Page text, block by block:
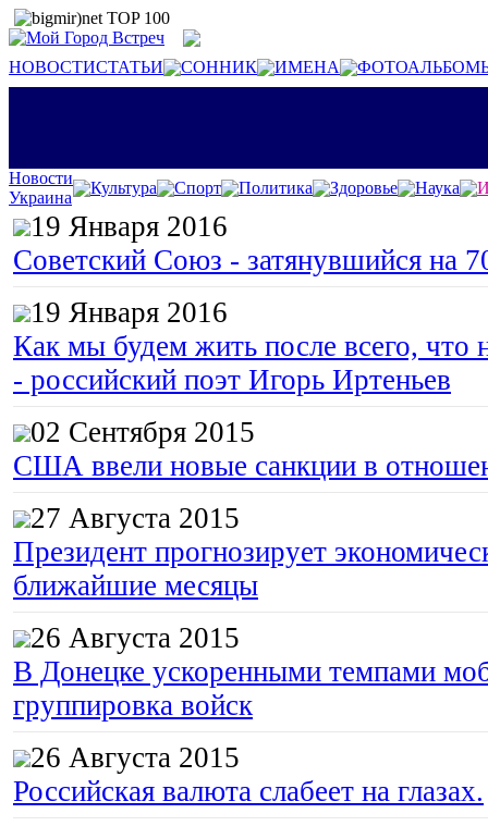
НОВОСТИСТАТЬИ СОННИК ИМЕНА
Новости
Украина
Культура Спорт Политика Здоровье Наука
19 Января 2016
Советский Союз - затянувшийся на
19 Января 2016
Как мы будем жить после всего, что
- российский поэт Игорь Иртеньев
02 Сентября 2015
США ввели новые санкции в
27 Августа 2015
Президент прогнозирует
ближайшие месяцы
26 Августа 2015
В Донецке ускоренными темпами
группировка войск
26 Августа 2015
Российская валюта слабеет на глазах.